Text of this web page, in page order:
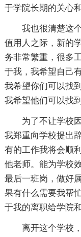
于学院长期的关心
我也很清楚这
值用人之际，新的
务非常繁重，很多
于我，我希望自己
我希望你们可以找
我希望他们可以找
为了不让学校
我郑重向学校提出
有的工作我将会顺
他老师。能为学校
最后一班岗，做好
果有什么需要我帮
于我的离职给学院
离开这个学校